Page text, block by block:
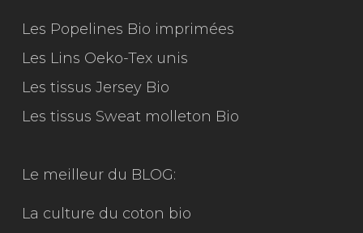
Les Popelines Bio imprimées
Les Lins Oeko-Tex unis
Les tissus Jersey Bio
Les tissus Sweat molleton Bio
Le meilleur du BLOG:
La culture du coton bio